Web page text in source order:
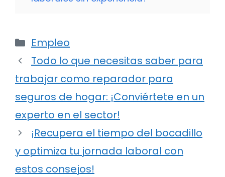
Categorías
Empleo
Todo lo que necesitas saber para
trabajar como reparador para
seguros de hogar: ¡Conviértete en un
experto en el sector!
¡Recupera el tiempo del bocadillo
y optimiza tu jornada laboral con
estos consejos!